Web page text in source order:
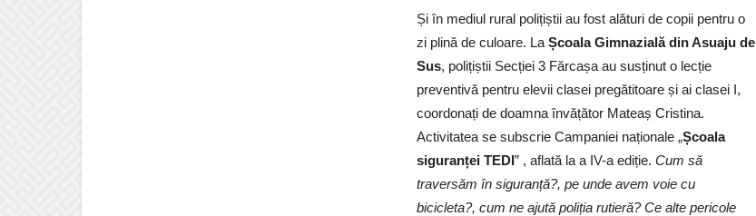
Și în mediul rural polițiștii au fost alături de copii pentru o
zi plină de culoare. La Școala Gimnazială din Asuaju de
Sus, polițiștii Secției 3 Fărcașa au susținut o lecție
preventivă pentru elevii clasei pregătitoare și ai clasei I,
coordonați de doamna învățător Mateaș Cristina.
Activitatea se subscrie Campaniei naționale „Școala
siguranței TEDI” , aflată la a IV-a ediție. Cum să
traversăm în siguranță?, pe unde avem voie cu
bicicleta?, cum ne ajută poliția rutieră? Ce alte pericole